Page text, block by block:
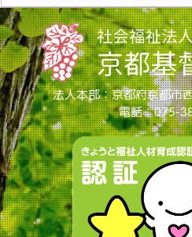
法人本部：京都府京都市
電話：075-